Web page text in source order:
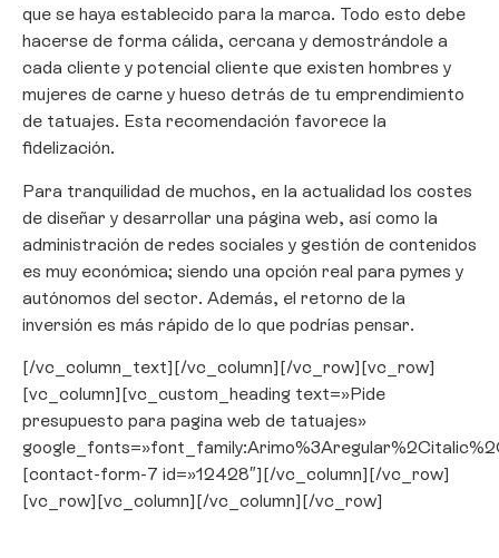
que se haya establecido para la marca. Todo esto debe
hacerse de forma cálida, cercana y demostrándole a
cada cliente y potencial cliente que existen hombres y
mujeres de carne y hueso detrás de tu emprendimiento
de tatuajes. Esta recomendación favorece la
fidelización.
Para tranquilidad de muchos, en la actualidad los costes
de diseñar y desarrollar una página web, así como la
administración de redes sociales y gestión de contenidos
es muy económica; siendo una opción real para pymes y
autónomos del sector. Además, el retorno de la
inversión es más rápido de lo que podrías pensar.
[/vc_column_text][/vc_column][/vc_row][vc_row]
[vc_column][vc_custom_heading text=»Pide
presupuesto para pagina web de tatuajes»
[contact-form-7 id=»12428″][/vc_column][/vc_row]
[vc_row][vc_column][/vc_column][/vc_row]